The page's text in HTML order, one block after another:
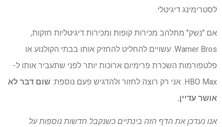
לסטרימינג דיגיטלי.
אם "נשק" מתלהב מכירות קופות ומכירות דיגיטליות חזקות,
Warner Bros. עשויים להחליט להחזיק אותו בבתי הקולנוע או
פלטפורמות השכרת פרימיום ארוכות יותר לפני שתעביר אותו ל-
HBO Max. אני רק רוצה לחזור ולהדגיש פעם נוספת:
שום דבר לא
אושר עדיין.
אנו נעדכן את הדף הזה בינתיים כשנקבל חדשות נוספות על